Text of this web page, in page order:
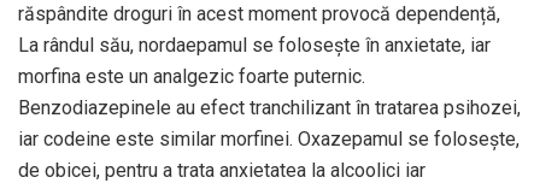
răspândite droguri în acest moment provocă dependență,
La rândul său, nordaepamul se folosește în anxietate, iar
morfina este un analgezic foarte puternic.
Benzodiazepinele au efect tranchilizant în tratarea psihozei,
iar codeine este similar morfinei. Oxazepamul se folosește,
de obicei, pentru a trata anxietatea la alcoolici iar